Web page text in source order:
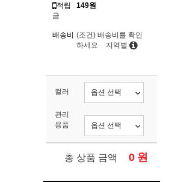
적립
금
149원
배송비 (조건) 배송비를 확인
하세요
지역별
컬러
관리
용품
총 상품 금액 0 원